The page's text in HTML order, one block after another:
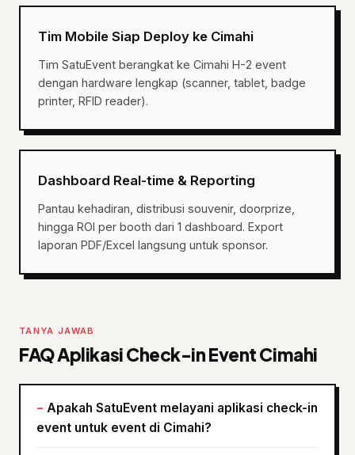
Tim Mobile Siap Deploy ke Cimahi
Tim SatuEvent berangkat ke Cimahi H-2 event
dengan hardware lengkap (scanner, tablet, badge
printer, RFID reader).
Dashboard Real-time & Reporting
Pantau kehadiran, distribusi souvenir, doorprize,
hingga ROI per booth dari 1 dashboard. Export
laporan PDF/Excel langsung untuk sponsor.
TANYA JAWAB
FAQ Aplikasi Check-in Event Cimahi
Apakah SatuEvent melayani aplikasi check-in
event untuk event di Cimahi?